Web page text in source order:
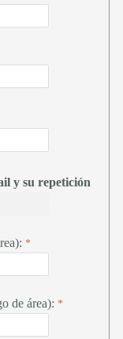
y su repetición
de área):